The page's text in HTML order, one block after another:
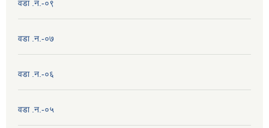
वडा .न.-०९
वडा .न.-०७
वडा .न.-०६
वडा .न.-०५